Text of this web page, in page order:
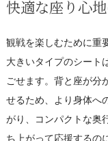
快適な座り心
観戦を楽しむために重
大きいタイプのシート
ごせます。背と座が分
せるため、より身体へ
がり、コンパクトな奥
ち上がって応援するの